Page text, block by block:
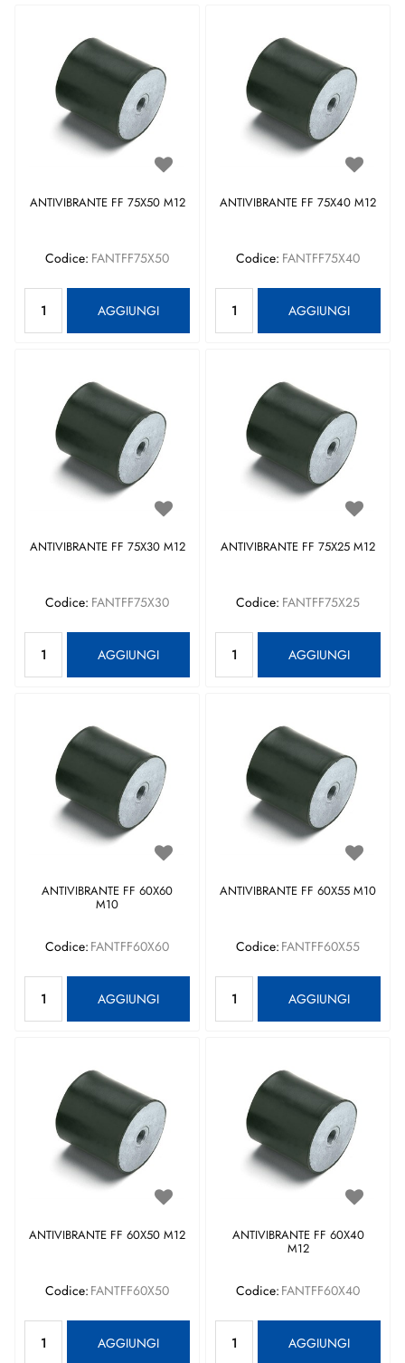
ANTIVIBRANTE FF 75X50 M12
Codice: FANTFF75X50
AGGIUNGI
ANTIVIBRANTE FF 75X40 M12
Codice: FANTFF75X40
AGGIUNGI
ANTIVIBRANTE FF 75X30 M12
Codice: FANTFF75X30
AGGIUNGI
ANTIVIBRANTE FF 75X25 M12
Codice: FANTFF75X25
AGGIUNGI
ANTIVIBRANTE FF 60X60
M10
Codice: FANTFF60X60
AGGIUNGI
ANTIVIBRANTE FF 60X55 M10
Codice: FANTFF60X55
AGGIUNGI
ANTIVIBRANTE FF 60X50 M12
Codice: FANTFF60X50
AGGIUNGI
ANTIVIBRANTE FF 60X40
M12
Codice: FANTFF60X40
AGGIUNGI